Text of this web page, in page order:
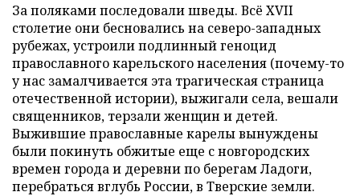
За поляками последовали шведы. Всё XVII
столетие они бесновались на северо-западных
рубежах, устроили подлинный геноцид
православного карельского населения (почему-то
у нас замалчивается эта трагическая страница
отечественной истории), выжигали села, вешали
священников, терзали женщин и детей.
Выжившие православные карелы вынуждены
были покинуть обжитые еще с новгородских
времен города и деревни по берегам Ладоги,
перебраться вглубь России, в Тверские земли.